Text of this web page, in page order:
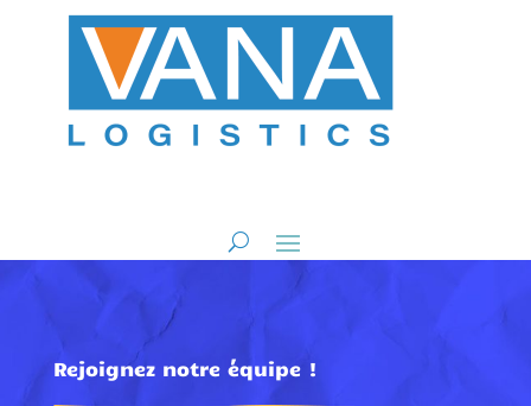
Rejoignez notre équipe !